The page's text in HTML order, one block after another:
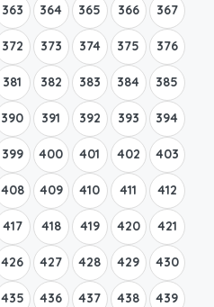
363 364 365 366 367
372 373 374 375 376
381 382 383 384 385
390 391 392 393 394
399 400 401 402 403
408 409 410 411 412
417 418 419 420 421
426 427 428 429 430
435 436 437 438 439